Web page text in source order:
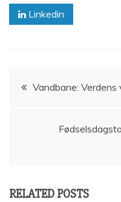
Linkedin
Vandbane:
RELATED POSTS